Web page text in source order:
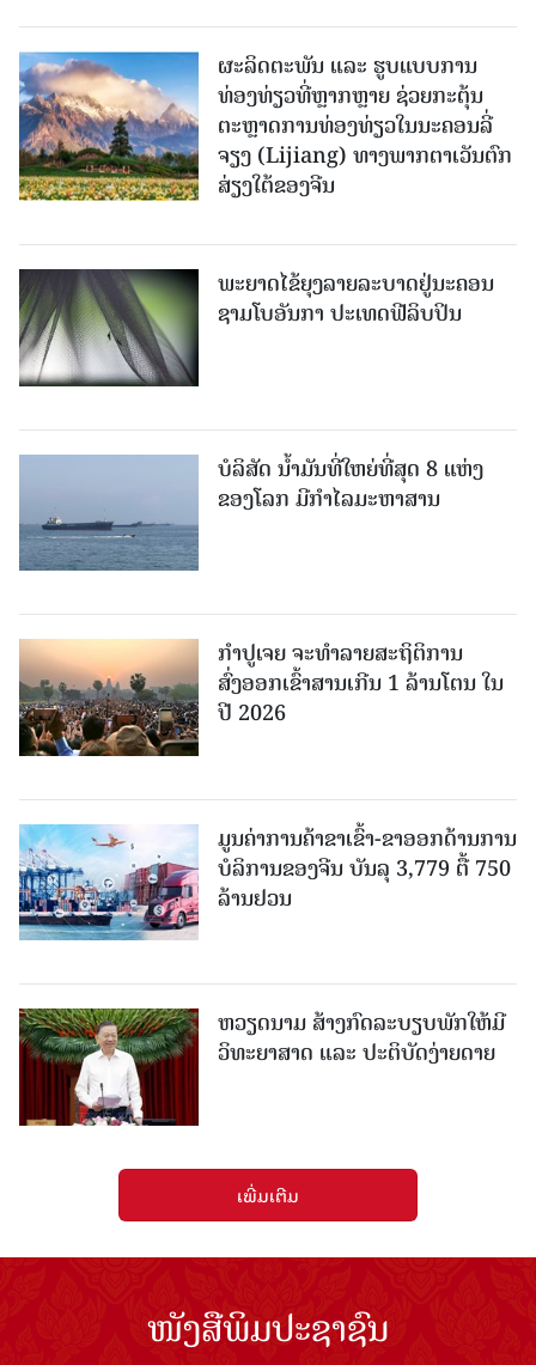
ຜະລິດຕະພັນ ແລະ ຮູບແບບການ
ທ່ອງທ່ຽວທີ່ຫຼາກຫຼາຍ ຊ່ວຍກະຕຸ້ນ
ຕະຫຼາດການທ່ອງທ່ຽວໃນນະຄອນລີ່
ຈຽງ (Lijiang) ທາງພາກຕາເວັນຕົກ
ສ່ຽງໃຕ້ຂອງຈີນ
ພະຍາດໄຂ້ຍຸງລາຍລະບາດຢູ່ນະຄອນ
ຊາມໂບ​ອັນກາ ປະເທດຟີລິບປິນ
ບໍລິສັດ ນ້ຳມັນທີ່ໃຫຍ່ທີ່ສຸດ 8 ແຫ່ງ
ຂອງໂລກ ມີກຳໄລມະຫາສານ
ກຳປູເຈຍ ຈະທຳລາຍສະຖິຕິການ
ສົ່ງອອກເຂົ້າສານເກີນ 1 ລ້ານໂຕນ ໃນ
ປີ 2026
ມູນຄ່າການຄ້າຂາເຂົ້າ-ຂາອອກດ້ານການ
ບໍລິການຂອງຈີນ ບັນລຸ 3,779 ຕື້ 750
ລ້ານຢວນ
ຫວຽດນາມ ສ້າງກົດລະບຽບພັກໃຫ້ມີ
ວິທະຍາສາດ ແລະ ປະຕິບັດງ່າຍດາຍ
ເພີ່ມເຕີມ
ໜັງສືພິມປະຊາຊົນ